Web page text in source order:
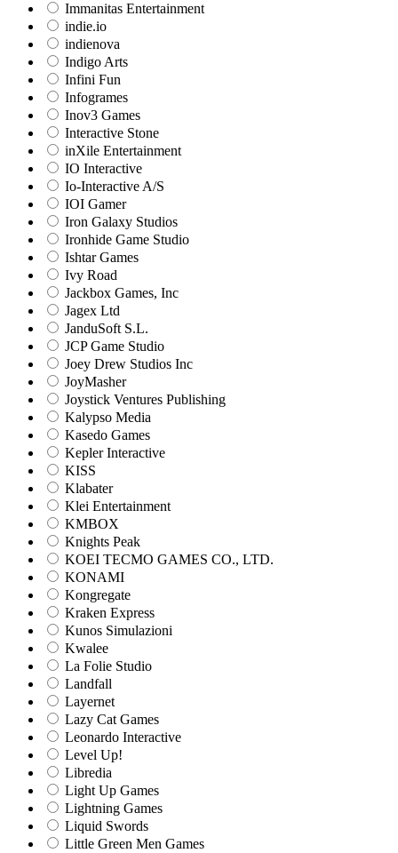
Immanitas Entertainment
indie.io
indienova
Indigo Arts
Infini Fun
Infogrames
Inov3 Games
Interactive Stone
inXile Entertainment
IO Interactive
Io-Interactive A/S
IOI Gamer
Iron Galaxy Studios
Ironhide Game Studio
Ishtar Games
Ivy Road
Jackbox Games, Inc
Jagex Ltd
JanduSoft S.L.
JCP Game Studio
Joey Drew Studios Inc
JoyMasher
Joystick Ventures Publishing
Kalypso Media
Kasedo Games
Kepler Interactive
KISS
Klabater
Klei Entertainment
KMBOX
Knights Peak
KOEI TECMO GAMES CO., LTD.
KONAMI
Kongregate
Kraken Express
Kunos Simulazioni
Kwalee
La Folie Studio
Landfall
Layernet
Lazy Cat Games
Leonardo Interactive
Level Up!
Libredia
Light Up Games
Lightning Games
Liquid Swords
Little Green Men Games